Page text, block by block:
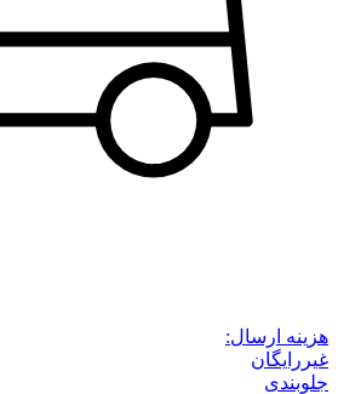
هزینه ارسال:
غیررایگان
جلوبندی